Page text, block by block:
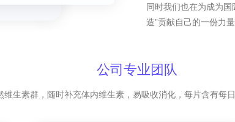
同时我们也在为成为
造”贡献自己的一份力量
公司专业团队
维生素群，随时补充体内维生素，易吸收消化，每片含有每